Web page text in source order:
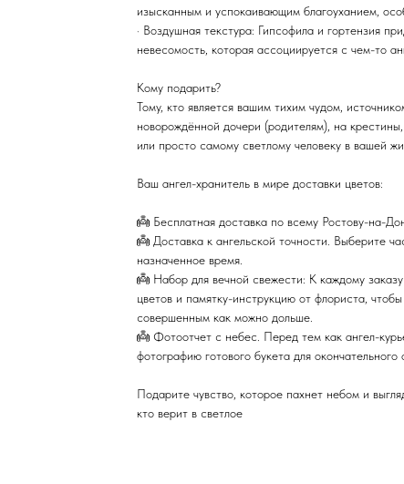
изысканным и успокаивающим благоуханием,
· Воздушная текстура: Гипсофила и гортензия
невесомость, которая ассоциируется с чем-то
Кому подарить?
Тому, кто является вашим тихим чудом,
новорождённой дочери (родителям), на
или просто самому светлому человеку в вашей
Ваш ангел-хранитель в мире доставки цветов:
👼 Бесплатная доставка по всему Ростову-на-
👼 Доставка к ангельской точности. Выберите
назначенное время.
👼 Набор для вечной свежести: К каждому
цветов и памятку-инструкцию от флориста,
совершенным как можно дольше.
👼 Фотоотчет с небес. Перед тем как ангел-
фотографию готового букета для окончательного
Подарите чувство, которое пахнет небом и
кто верит в светлое